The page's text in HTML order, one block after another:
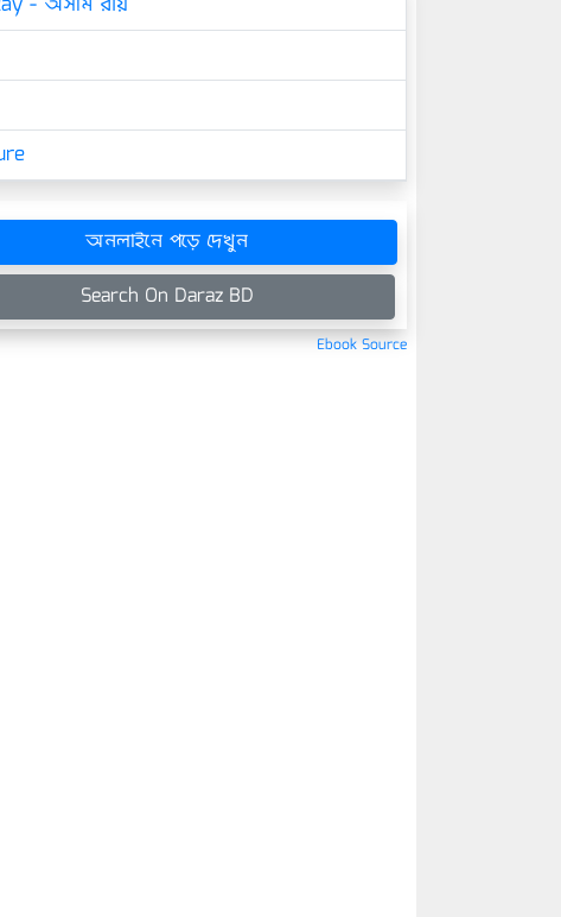
অনলাইনে পড়ে দেখুন
Search On Daraz BD
Ebook Source